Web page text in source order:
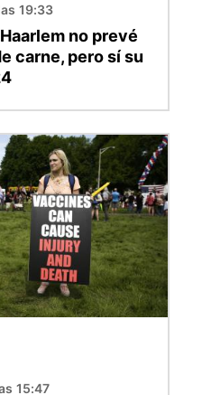
19:33
no prevé
carne, pero sí su
15:47